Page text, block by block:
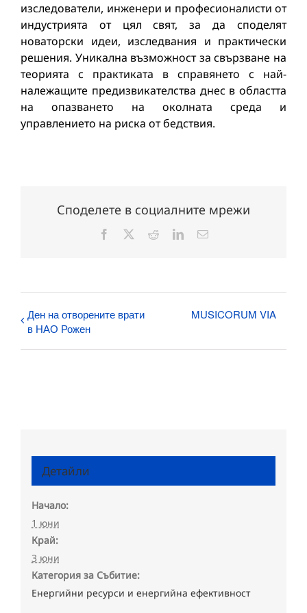
изследователи, инженери и професионалисти от
индустрията от цял свят, за да споделят
новаторски идеи, изследвания и практически
решения. Уникална възможност за свързване на
теорията с практиката в справянето с най-
належащите предизвикателства днес в областта
на опазването на околната среда и
управлението на риска от бедствия.
Споделете в социалните мрежи
Facebook RedditLinkedInЕлектронна
Ден на отворените врати
в НАО Рожен
MUSICORUM VIA
Детайли
Начало:
1 юни
Край:
3 юни
Категория за Събитие:
Енергийни ресурси и енергийна ефективност